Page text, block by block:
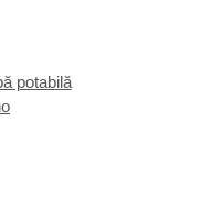
potabilă